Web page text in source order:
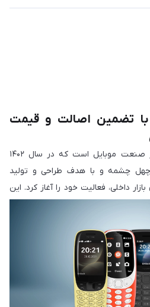
تضمین اصالت و قیمت
هانوفر یک برند ایرانی نوپا در صنعت موبایل است که در سال ۱۴۰۲
چشمه و با هدف طراحی و تولید
داخلی، فعالیت خود را آغاز کرد. این
مونتاژ در داخل کشور و بهره‌گیری از
اقتصادی بازار تثبیت کند.
گوشی‌های دکمه‌ای یا فیچرفون‌ها قرار
شده‌اند که به دنبال یک موبایل ساده،
هستند. این گوشی‌ها با ویژگی‌هایی
چراغ قوه پرنور، پشتیبانی از زبان